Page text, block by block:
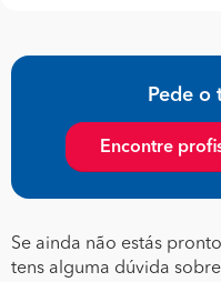
Pede o
Encontre
Se ainda não estás
tens alguma dúvida